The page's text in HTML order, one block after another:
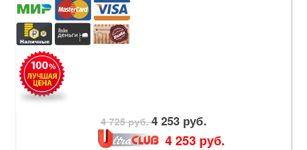
4 725 руб.4 253 руб.
4 253 руб.